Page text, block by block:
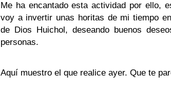
Me ha encantado esta actividad por ello,
voy a invertir unas horitas de mi tiempo
de Dios Huichol, deseando buenos
personas.
Aquí muestro el que realice ayer. Que te